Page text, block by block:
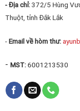
- Địa chỉ:372/5 Hùng
Thuột, tỉnh Đắk Lắk
-Email về hòm thư:
- MST:6001213530